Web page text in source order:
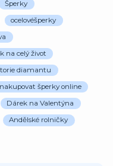
Šperky
ocelovéšperky
na celý život
diamantu
šperky online
Dárek na Valentýna
Andělské rolničky